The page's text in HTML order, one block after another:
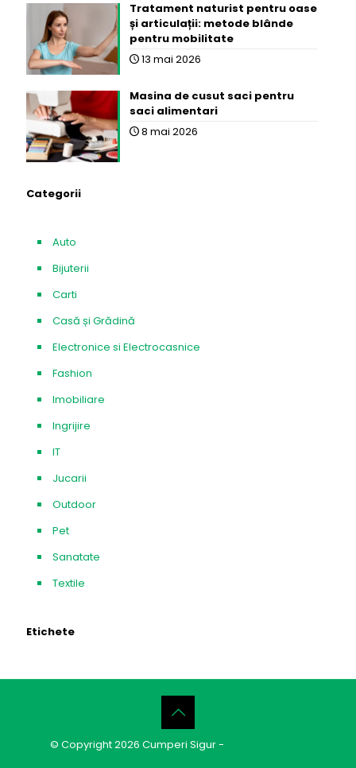
Tratament naturist pentru oase
și articulații: metode blânde
pentru mobilitate
13 mai 2026
Masina de cusut saci pentru
saci alimentari
8 mai 2026
Categorii
Auto
Bijuterii
Carti
Casă și Grădină
Electronice si Electrocasnice
Fashion
Imobiliare
Ingrijire
IT
Jucarii
Outdoor
Pet
Sanatate
Textile
Etichete
© Copyright 2026 Cumperi Sigur -